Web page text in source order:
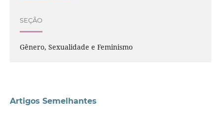
SEÇÃO
Gênero, Sexualidade e Feminismo
Artigos Semelhantes